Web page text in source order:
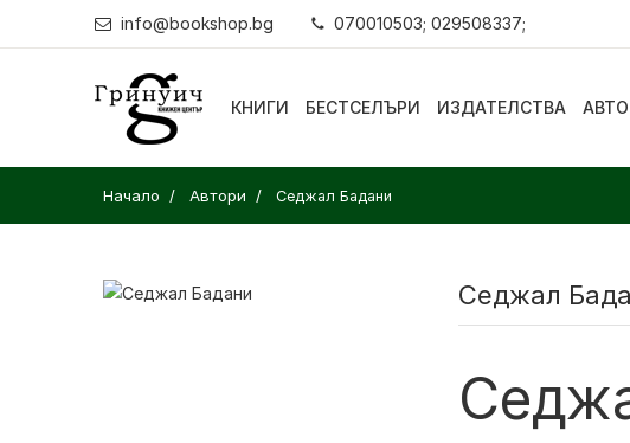
info@bookshop.bg 070010503; 029508337;
КНИГИ БЕСТСЕЛЪРИ ИЗДАТЕЛСТВА
Начало Автори Седжал Бадани
Седжал